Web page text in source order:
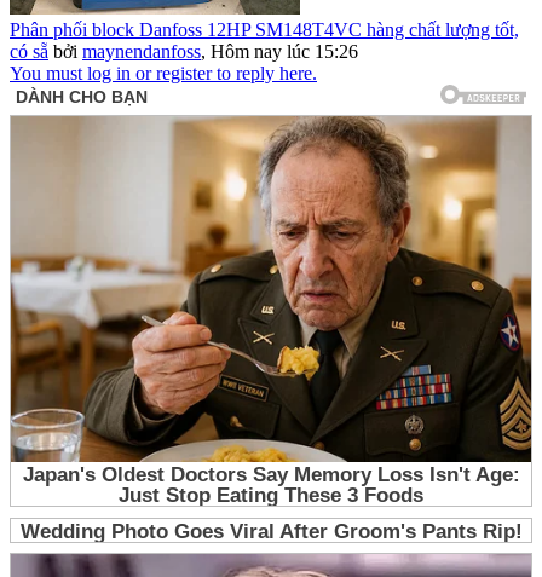
Phân phối block Danfoss 12HP SM148T4VC hàng chất lượng tốt,
có sẵ bởi maynendanfoss, Hôm nay lúc 15:26
You must log in or register to reply here.